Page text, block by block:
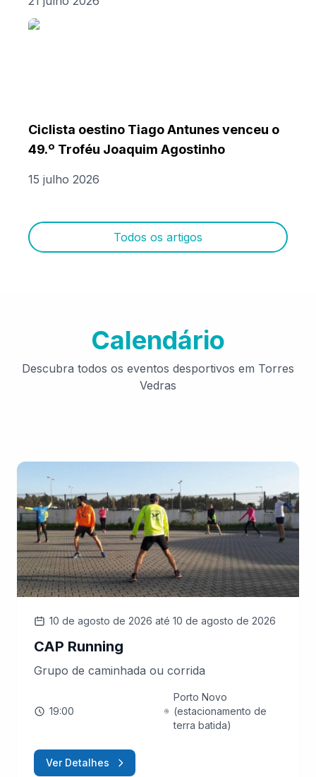
Ciclista oestino Tiago Antunes venceu o
49.º Troféu Joaquim Agostinho
15 julho 2026
Todos os artigos
Calendário
Descubra todos os eventos desportivos em Torres
Vedras
10 de agosto de 2026 até 10 de agosto de 2026
CAP Running
Grupo de caminhada ou corrida
19:00
Porto Novo
(estacionamento de
terra batida)
Ver Detalhes